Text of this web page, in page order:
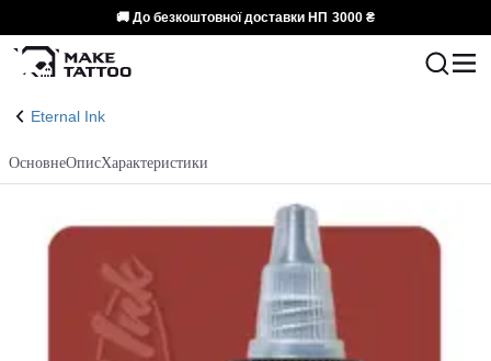
🚚 До безкоштовної доставки НП 3000 ₴
Eternal Ink
ОсновнеОписХарактеристики